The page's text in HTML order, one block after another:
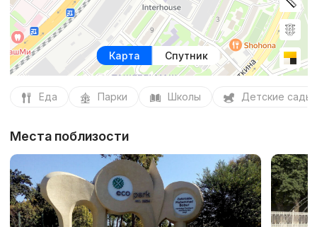
Карта Спутник
Еда Парки Школы Детские сады
Места поблизости